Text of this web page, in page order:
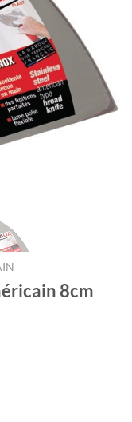
8cm